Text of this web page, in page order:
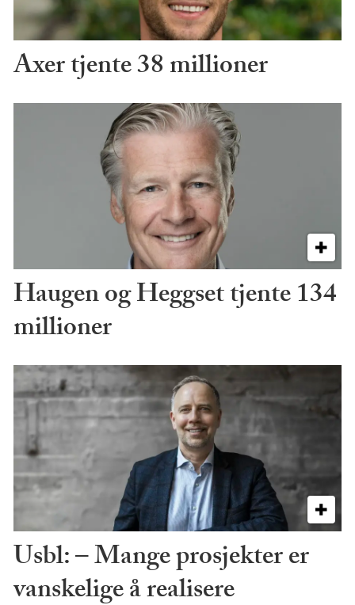
Axer tjente 38 millioner
Haugen og Heggset tjente 134
millioner
Usbl: – Mange prosjekter er
vanskelige å realisere